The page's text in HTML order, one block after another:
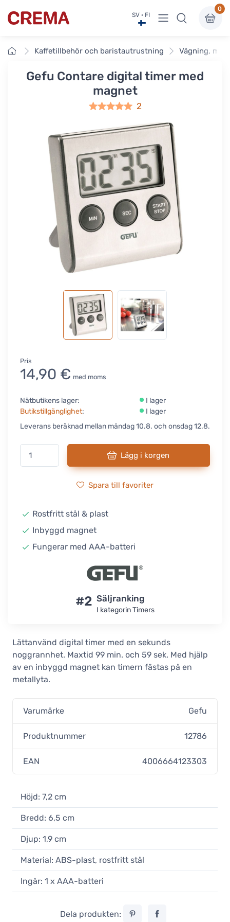
Crema SV · FI Visa undermeny
0
Framsidan
Kaffetillbehör och baristautrustning Vägning,
Gefu Contare digital timer med
magnet
2
Pris
14,90 € med moms
Nätbutikens lager:
I lager
Butikstillgänglighet:
I lager
Leverans beräknad mellan måndag 10.8. och onsdag 12.8.
Lägg i korgen
Spara till favoriter
Rostfritt stål & plast
Inbyggd magnet
Fungerar med AAA-batteri
#2 Säljranking
I kategorin Timers
Lättanvänd digital timer med en sekunds
noggrannhet. Maxtid 99 min. och 59 sek. Med hjälp
av en inbyggd magnet kan timern fästas på en
metallyta.
Varumärke Gefu
Produktnummer 12786
EAN 4006664123303
Höjd: 7,2 cm
Bredd: 6,5 cm
Djup: 1,9 cm
Material: ABS-plast, rostfritt stål
Ingår: 1 x AAA-batteri
Dela produkten: